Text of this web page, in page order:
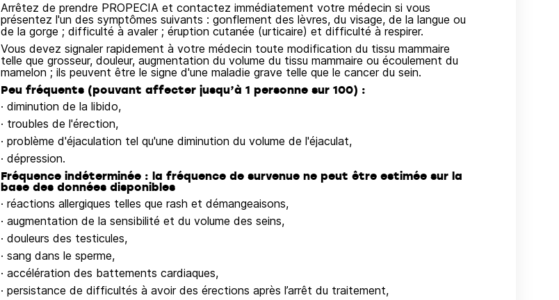
Arrêtez de prendre PROPECIA et contactez immédiatement votre médecin si vous
présentez l'un des symptômes suivants : gonflement des lèvres, du visage, de la langue ou
de la gorge ; difficulté à avaler ; éruption cutanée (urticaire) et difficulté à respirer.
Vous devez signaler rapidement à votre médecin toute modification du tissu mammaire
telle que grosseur, douleur, augmentation du volume du tissu mammaire ou écoulement du
mamelon ; ils peuvent être le signe d'une maladie grave telle que le cancer du sein.
Peu fréquents (pouvant affecter jusqu’à 1 personne sur 100) :
· diminution de la libido,
· troubles de l'érection,
· problème d'éjaculation tel qu'une diminution du volume de l'éjaculat,
· dépression.
Fréquence indéterminée : la fréquence de survenue ne peut être estimée sur la
base des données disponibles
· réactions allergiques telles que rash et démangeaisons,
· augmentation de la sensibilité et du volume des seins,
· douleurs des testicules,
· sang dans le sperme,
· accélération des battements cardiaques,
· persistance de difficultés à avoir des érections après l’arrêt du traitement,